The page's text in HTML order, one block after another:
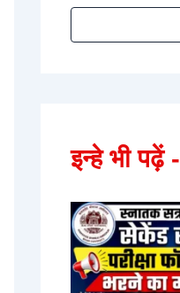
इन्हे भी पढ़ें -